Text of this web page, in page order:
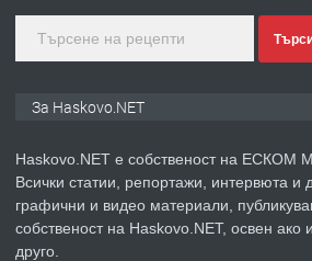
ПРЕДЛАГА
Продавам
За Haskovo.NET
Haskovo.NET е собственост на
Всички статии, репортажи, интервюта и
графични и видео материали,
собственост на Haskovo.NET, освен ако
друго.